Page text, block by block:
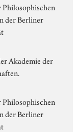
Philosophischen
der Berliner
Akademie der
Philosophischen
der Berliner